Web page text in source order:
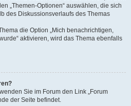
„Themen-Optionen“ auswählen, die sich
des Diskussionsverlaufs des Themas
die Option „Mich benachrichtigen,
aktivieren, wird das Thema ebenfalls
Sie im Forum den Link „Forum
der Seite befindet.